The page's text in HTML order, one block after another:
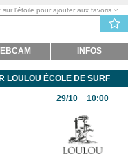
sur l'étoile pour ajouter aux favoris
INFOS
LOULOU ÉCOLE DE SURF
29/10 _ 10:00